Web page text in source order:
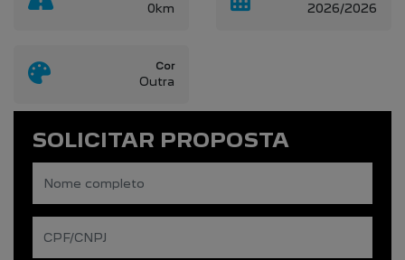
0km 2026/2026
Cor
Outra
SOLICITAR PROPOSTA